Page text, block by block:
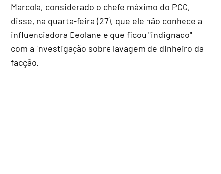
Marcola, considerado o chefe máximo do PCC,
disse, na quarta-feira (27), que ele não conhece a
influenciadora Deolane e que ficou "indignado"
com a investigação sobre lavagem de dinheiro da
facção.